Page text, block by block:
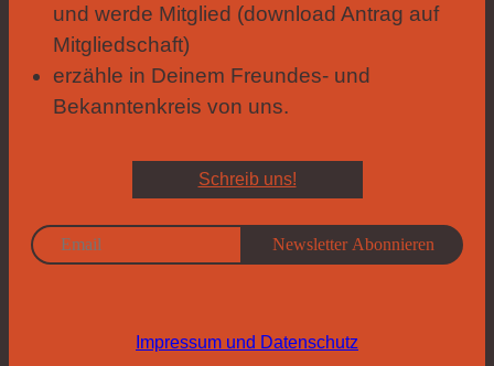
und werde Mitglied (download Antrag auf
Mitgliedschaft)
erzähle in Deinem Freundes- und
Bekanntenkreis von uns.
Schreib uns!
Impressum und Datenschutz